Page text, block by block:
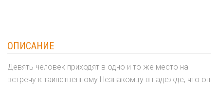
ОПИСАНИЕ
Девять человек приходят в одно и то же место на
встречу к таинственному Незнакомцу в надежде, что он